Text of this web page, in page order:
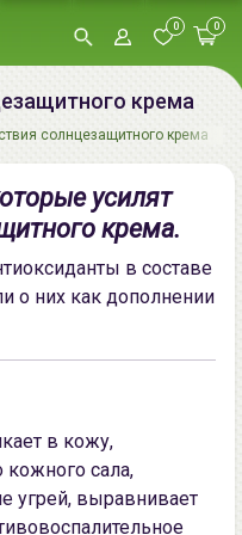
0 0
крема
солнцезащитного крема
усилят
крема.
в составе
о них как дополнении
в кожу,
кожного сала,
угрей, выравнивает